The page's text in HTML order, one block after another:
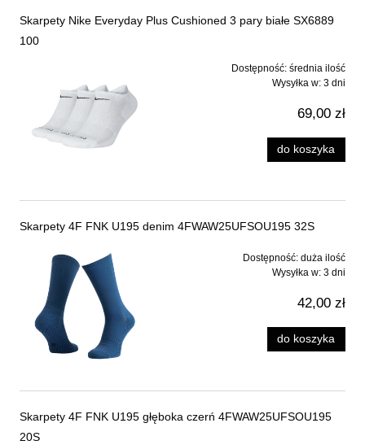
Skarpety Nike Everyday Plus Cushioned 3 pary białe SX6889
100
Dostępność: średnia ilość
Wysyłka w: 3 dni
69,00 zł
do koszyka
Skarpety 4F FNK U195 denim 4FWAW25UFSOU195 32S
Dostępność: duża ilość
Wysyłka w: 3 dni
42,00 zł
do koszyka
Skarpety 4F FNK U195 głęboka czerń 4FWAW25UFSOU195
20S